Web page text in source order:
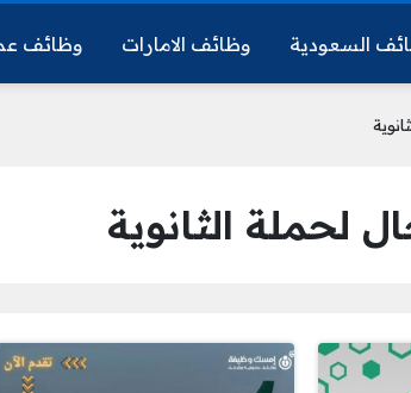
السعودية وظائف الامارات وظائف
لحملة الثانوية